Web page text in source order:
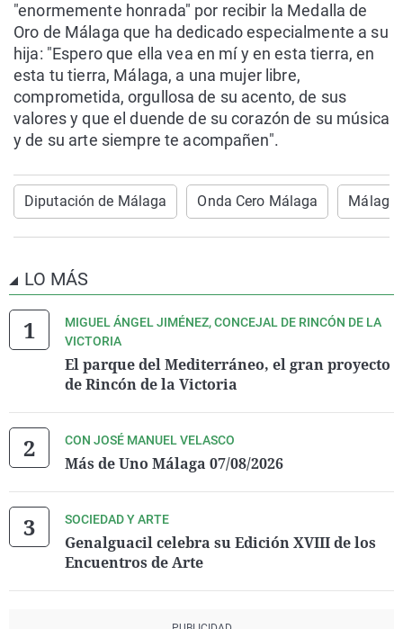
"enormemente honrada" por recibir la Medalla de
Oro de Málaga que ha dedicado especialmente a su
hija: "Espero que ella vea en mí y en esta tierra, en
esta tu tierra, Málaga, a una mujer libre,
comprometida, orgullosa de su acento, de sus
valores y que el duende de su corazón de su música
y de su arte siempre te acompañen".
Diputación de Málaga Onda Cero Málaga Málaga
LO MÁS
MIGUEL ÁNGEL JIMÉNEZ, CONCEJAL DE RINCÓN DE LA
VICTORIA
El parque del Mediterráneo, el gran proyecto
de Rincón de la Victoria
CON JOSÉ MANUEL VELASCO
Más de Uno Málaga 07/08/2026
SOCIEDAD Y ARTE
Genalguacil celebra su Edición XVIII de los
Encuentros de Arte